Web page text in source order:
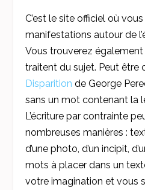
C’est le site officiel où
manifestations autour de
Vous trouverez
traitent du sujet. Peut
Disparition de George
sans un mot contenant la
L’écriture par contrainte
nombreuses manières :
d’une photo, d’un incipit,
mots à placer dans un
votre imagination et vous